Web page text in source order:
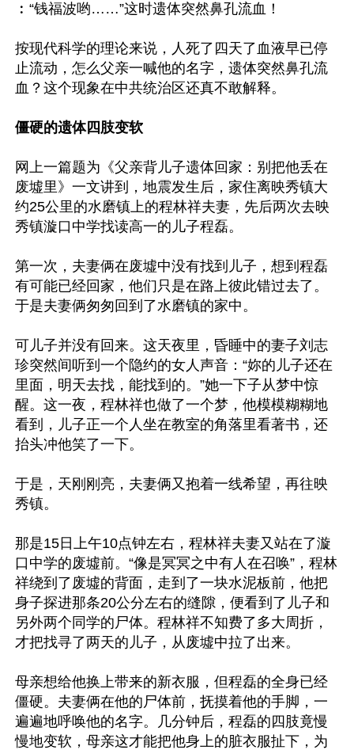
︰“钱福波哟……”这时遗体突然鼻孔流血！
按现代科学的理论来说，人死了四天了血液早已停
止流动，怎么父亲一喊他的名字，遗体突然鼻孔流
血？这个现象在中共统治区还真不敢解释。
僵硬的遗体四肢变软
网上一篇题为《父亲背儿子遗体回家：别把他丢在
废墟里》一文讲到，地震发生后，家住离映秀镇大
约25公里的水磨镇上的程林祥夫妻，先后两次去映
秀镇漩口中学找读高一的儿子程磊。
第一次，夫妻俩在废墟中没有找到儿子，想到程磊
有可能已经回家，他们只是在路上彼此错过去了。
于是夫妻俩匆匆回到了水磨镇的家中。
可儿子并没有回来。这天夜里，昏睡中的妻子刘志
珍突然间听到一个隐约的女人声音：“妳的儿子还在
里面，明天去找，能找到的。”她一下子从梦中惊
醒。这一夜，程林祥也做了一个梦，他模模糊糊地
看到，儿子正一个人坐在教室的角落里看著书，还
抬头冲他笑了一下。
于是，天刚刚亮，夫妻俩又抱着一线希望，再往映
秀镇。
那是15日上午10点钟左右，程林祥夫妻又站在了漩
口中学的废墟前。“像是冥冥之中有人在召唤”，程林
祥绕到了废墟的背面，走到了一块水泥板前，他把
身子探进那条20公分左右的缝隙，便看到了儿子和
另外两个同学的尸体。程林祥不知费了多大周折，
才把找寻了两天的儿子，从废墟中拉了出来。
母亲想给他换上带来的新衣服，但程磊的全身已经
僵硬。夫妻俩在他的尸体前，抚摸着他的手脚，一
遍遍地呼唤他的名字。几分钟后，程磊的四肢竟慢
慢地变软，母亲这才能把他身上的脏衣服扯下，为